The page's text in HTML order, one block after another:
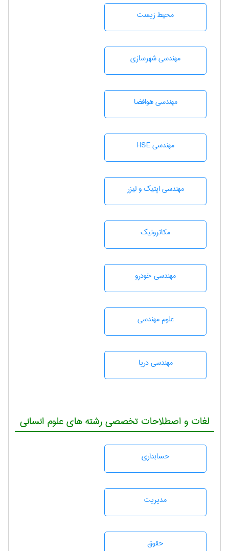
محيط زيست
مهندسی شهرسازی
مهندسی هوافضا
مهندسی HSE
مهندسی اپتیک و لیزر
مکاترونیک
مهندسی خودرو
علوم مهندسی
مهندسی دریا
لغات و اصطلاحات تخصصی رشته های علوم انسانی
حسابداری
مديريت
حقوق